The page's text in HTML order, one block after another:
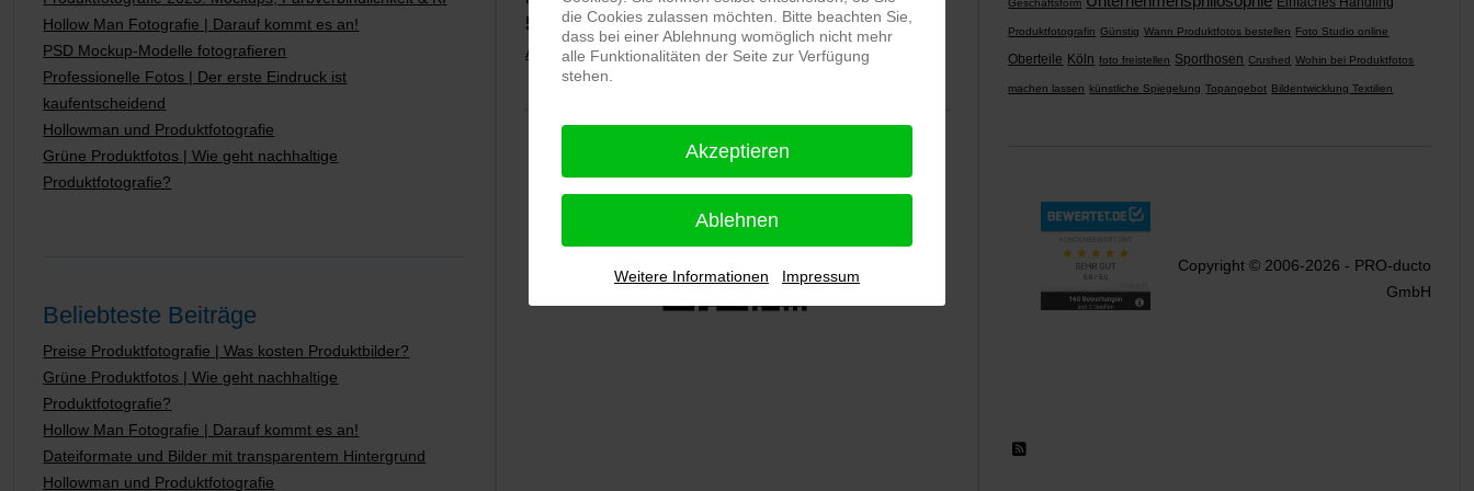
Hollow Man Fotografie | Darauf kommt es an!
PSD Mockup-Modelle fotografieren
Professionelle Fotos | Der erste Eindruck ist
kaufentscheidend
Hollowman und Produktfotografie
Grüne Produktfotos | Wie geht nachhaltige
Produktfotografie?
Beliebteste Beiträge
Preise Produktfotografie | Was kosten Produktbilder?
Grüne Produktfotos | Wie geht nachhaltige
Produktfotografie?
Hollow Man Fotografie | Darauf kommt es an!
Dateiformate und Bilder mit transparentem Hintergrund
Hollowman und Produktfotografie
5,0 ⭐⭐⭐⭐⭐bei 144 Google-Rezensionen (Stand 02.01.2026)
Alle Rezensionen ansehen|Bewertung abgeben
Geschäftsform
Produktfotografin Günstig Wann Produktfotos bestellen Foto Studio online
Oberteile Köln foto freistellen Sporthosen Crushed Wohin bei Produktfotos
machen lassen künstliche Spiegelung Topangebot Bildentwicklung Textilien
Copyright © 2006-2026 - PRO-ducto
GmbH
die Cookies zulassen möchten. Bitte beachten Sie,
dass bei einer Ablehnung womöglich nicht mehr
alle Funktionalitäten der Seite zur Verfügung
stehen.
Akzeptieren
Ablehnen
Weitere Informationen Impressum